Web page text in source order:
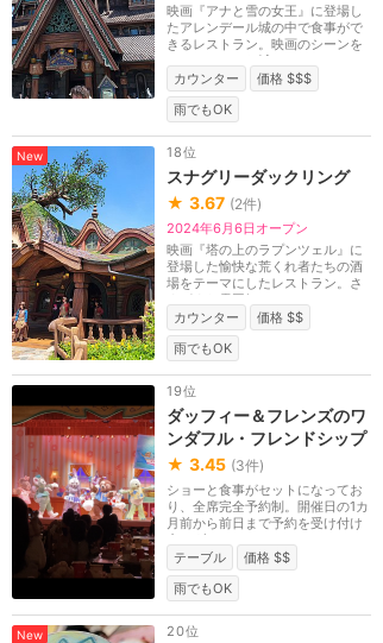
映画『アナと雪の女王』に登場し
たアレンデール城の中で食事がで
きるレストラン。映画のシーンを
モチーフにした城...
カウンター
価格 $$$
雨でもOK
New 18位
スナグリーダックリング
★ 3.67 (2件)
2024年6月6日オープン
映画『塔の上のラプンツェル』に
登場した愉快な荒くれ者たちの酒
場をテーマにしたレストラン。さ
まざまな雰囲気の...
カウンター
価格 $$
雨でもOK
19位
ダッフィー＆フレンズのワ
ンダフル・フレンドシップ
★ 3.45 (3件)
ショーと食事がセットになってお
り、全席完全予約制。開催日の1カ
月前から前日まで予約を受け付け
中。ダッフィー＆...
テーブル
価格 $$
雨でもOK
New 20位